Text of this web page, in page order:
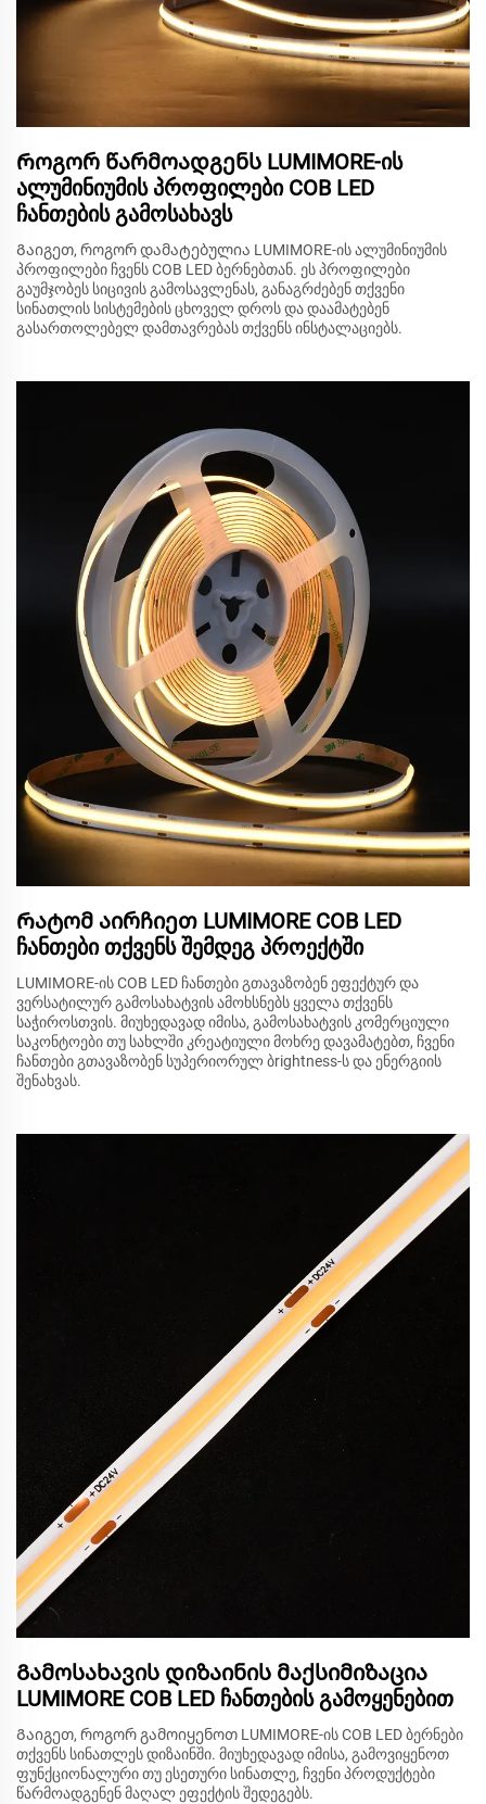
Როგორ წარმოადგენს LUMIMORE-ის
ალუმინიუმის პროფილები COB LED
ჩანთების გამოსახავს
Გაიგეთ, როგორ დამატებულია LUMIMORE-ის ალუმინიუმის
პროფილები ჩვენს COB LED ბერნებთან. ეს პროფილები
გაუმჯობეს სიცივის გამოსავლენას, განაგრძებენ თქვენი
სინათლის სისტემების ცხოველ დროს და დაამატებენ
გასართოლებელ დამთავრებას თქვენს ინსტალაციებს.
Რატომ აირჩიეთ LUMIMORE COB LED
ჩანთები თქვენს შემდეგ პროექტში
LUMIMORE-ის COB LED ჩანთები გთავაზობენ ეფექტურ და
ვერსატილურ გამოსახატვის ამოხსნებს ყველა თქვენს
საჭიროსთვის. მიუხედავად იმისა, გამოსახატვის კომერციული
საკონტოები თუ სახლში კრეატიული მოხრე დავამატებთ, ჩვენი
ჩანთები გთავაზობენ სუპერიორულ ბrightness-ს და ენერგიის
შენახვას.
Გამოსახავის დიზაინის მაქსიმიზაცია
LUMIMORE COB LED ჩანთების გამოყენებით
Გაიგეთ, როგორ გამოიყენოთ LUMIMORE-ის COB LED ბერნები
თქვენს სინათლეს დიზაინში. მიუხედავად იმისა, გამოვიყენოთ
ფუნქციონალური თუ ესეთური სინათლე, ჩვენი პროდუქტები
წარმოადგენენ მაღალ ეფექტის შედეგებს.